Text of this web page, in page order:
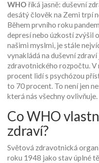
WHO říká jasně: duševní
desátý člověk na Zemi trpí
Během prvního roku
depresí nebo úzkostí zvýšil
našimi myslmi, je stále
vynakládá na duševní
zdravotnického rozpočtu. V
procent lidí s psychózou
to 70 procent. To není jen
která nás všechny ovlivňuje.
Co WHO
zdraví?
Světová zdravotnická
roku 1948 jako stav úplné